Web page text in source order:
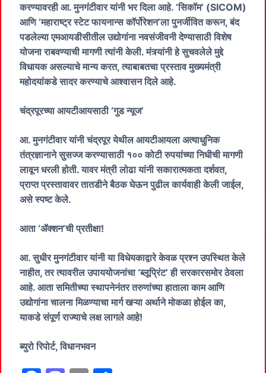
करण्यावरही आ. मुनगंटीवार यांनी भर दिला आहे. ‘सिकॉम’ (SICOM)
आणि ‘महाराष्ट्र स्टेट फायनान्स कॉर्पोरेशन’ला पुनर्जीवित करून, बंद
पडलेल्या एमआयडीसीतील उद्योगांना नवसंजीवनी देण्यासाठी विशेष
योजना राबवण्याची मागणी त्यांनी केली. मंत्र्यांनी हे सुचवलेले मुद्दे
विधायक असल्याचे मान्य करत, त्याबाबतचा प्रस्ताव मुख्यमंत्री
महोदयांकडे सादर करण्याचे आश्वासन दिले आहे.
​चंद्रपूरच्या आयटीआयसाठी ‘गुड न्यूज’
​आ. मुनगंटीवार यांनी चंद्रपूर येथील आयटीआयला अत्याधुनिक
तंत्रज्ञानाने सुसज्ज करण्यासाठी १०० कोटी रुपयांच्या निधीची मागणी
लावून धरली होती. यावर मंत्री लोढा यांनी सकारात्मकता दर्शवत,
प्राप्त प्रस्तावावर तातडीने बैठक घेऊन पुढील कार्यवाही केली जाईल,
असे स्पष्ट केले.
​आता ‘ॲक्शन’ची प्रतीक्षा!
आ. सुधीर मुनगंटीवार यांनी या विधेयकाद्वारे केवळ प्रश्न उपस्थित केले
नाहीत, तर त्यावरील उपाययोजनांचा ‘ब्लूप्रिंट’ ही सरकारसमोर ठेवला
आहे. आता समितीच्या स्थापनेनंतर तरुणांच्या हाताला काम आणि
उद्योगांना चालना मिळण्याचा मार्ग खऱ्या अर्थाने मोकळा होईल का,
याकडे संपूर्ण राज्याचे लक्ष लागले आहे!
​ब्युरो रिपोर्ट, विधानभवन